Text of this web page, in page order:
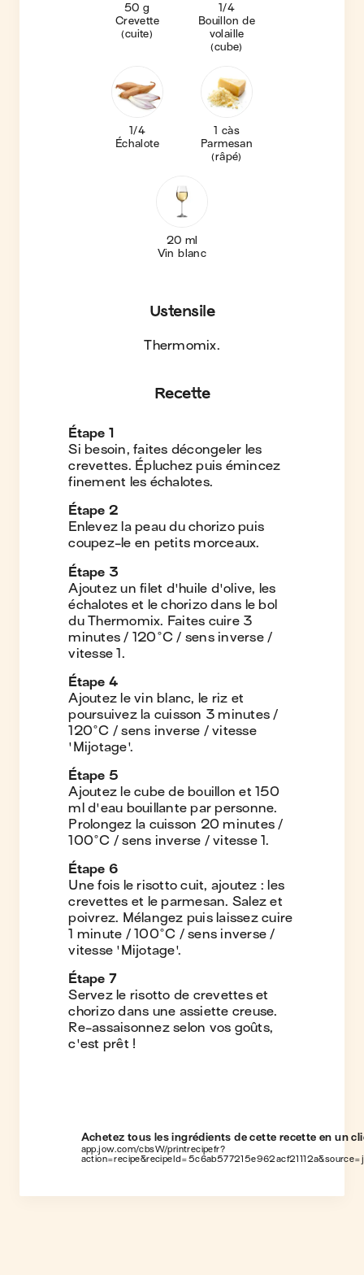
50 g
Crevette
(cuite)
1/4
Bouillon de
volaille
(cube)
1/4
Échalote
1 càs
Parmesan
(râpé)
20 ml
Vin blanc
Ustensile
Thermomix.
Recette
Étape 1
Si besoin, faites décongeler les
crevettes. Épluchez puis émincez
finement les échalotes.
Étape 2
Enlevez la peau du chorizo puis
coupez-le en petits morceaux.
Étape 3
Ajoutez un filet d'huile d'olive, les
échalotes et le chorizo dans le bol
du Thermomix. Faites cuire 3
minutes / 120°C / sens inverse /
vitesse 1.
Étape 4
Ajoutez le vin blanc, le riz et
poursuivez la cuisson 3 minutes /
120°C / sens inverse / vitesse
'Mijotage'.
Étape 5
Ajoutez le cube de bouillon et 150
ml d'eau bouillante par personne.
Prolongez la cuisson 20 minutes /
100°C / sens inverse / vitesse 1.
Étape 6
Une fois le risotto cuit, ajoutez : les
crevettes et le parmesan. Salez et
poivrez. Mélangez puis laissez cuire
1 minute / 100°C / sens inverse /
vitesse 'Mijotage'.
Étape 7
Servez le risotto de crevettes et
chorizo dans une assiette creuse.
Re-assaisonnez selon vos goûts,
c'est prêt !
Achetez tous les ingrédients de cette recette en un
app.jow.com/cbsW/printrecipefr?